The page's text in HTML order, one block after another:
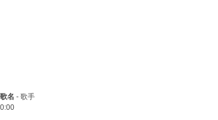
歌名 - 歌手
0:00